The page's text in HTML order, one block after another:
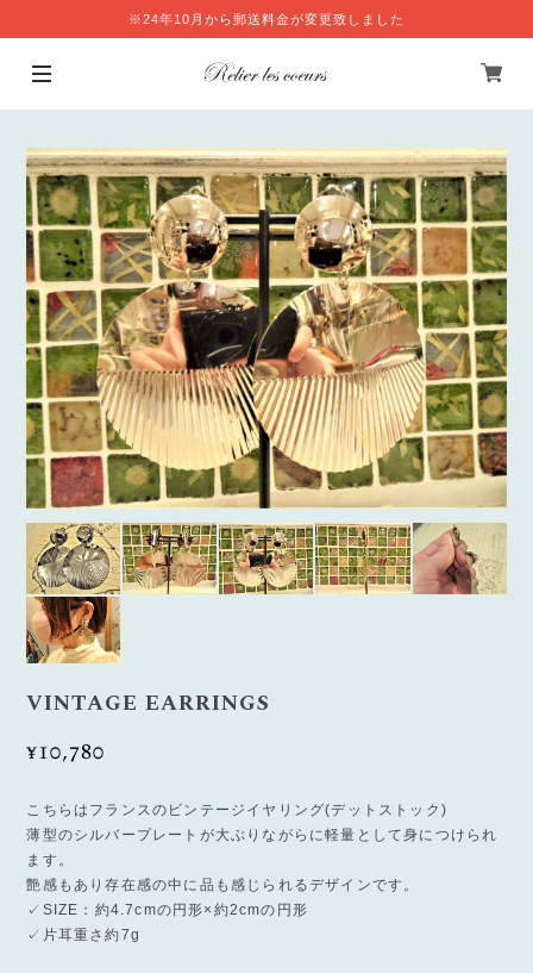
※24年10月から郵送料金が変更致しました
VINTAGE EARRINGS
¥10,780
こちらはフランスのビンテージイヤリング(デットストック)
薄型のシルバープレートが大ぶりながらに軽量として身につけられ
ます。
艶感もあり存在感の中に品も感じられるデザインです。
✓SIZE：約4.7cmの円形×約2cmの円形
✓片耳重さ約7g